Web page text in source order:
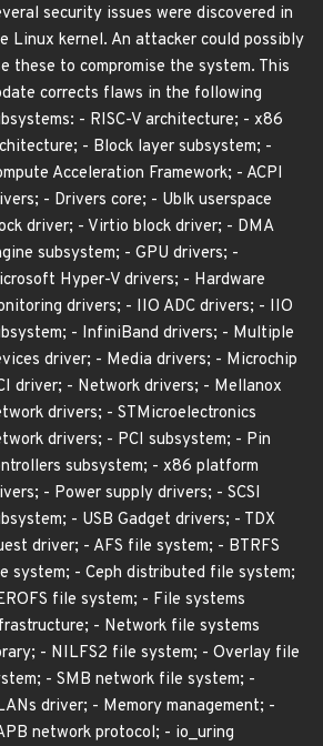
security issues were discovered in
Linux kernel. An attacker could possibly
these to compromise the system. This
corrects flaws in the following
- RISC-V architecture; - x86
- Block layer subsystem; -
Acceleration Framework; - ACPI
- Drivers core; - Ublk userspace
driver; - Virtio block driver; - DMA
subsystem; - GPU drivers; -
Hyper-V drivers; - Hardware
drivers; - IIO ADC drivers; - IIO
- InfiniBand drivers; - Multiple
driver; - Media drivers; - Microchip
driver; - Network drivers; - Mellanox
drivers; - STMicroelectronics
drivers; - PCI subsystem; - Pin
subsystem; - x86 platform
- Power supply drivers; - SCSI
- USB Gadget drivers; - TDX
driver; - AFS file system; - BTRFS
system; - Ceph distributed file system;
file system; - File systems
- Network file systems
- NILFS2 file system; - Overlay file
- SMB network file system; -
driver; - Memory management; -
network protocol; - io_uring